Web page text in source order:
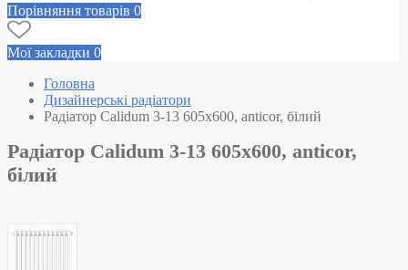
Порівняння товарів 0
Мої закладки 0
Головна
Дизайнерські радіатори
Радіатор Calidum 3-13 605х600, anticor, білий
Радіатор Calidum 3-13 605х600, anticor,
білий